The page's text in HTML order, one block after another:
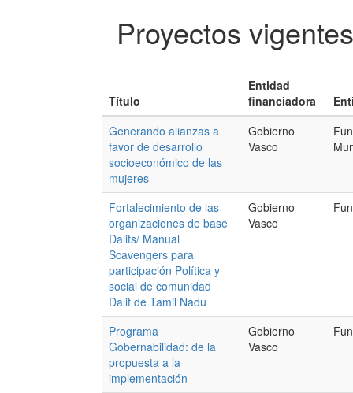
Proyectos
Título
Entidad
financiadora
Generando alianzas a
favor de desarrollo
socioeconómico de las
mujeres
Gobierno
Vasco
Fortalecimiento de las
organizaciones de base
Dalits/ Manual
Scavengers para
participación Política y
social de comunidad
Dalit de Tamil Nadu
Gobierno
Vasco
Programa
Gobernabilidad: de la
propuesta a la
implementación
Gobierno
Vasco